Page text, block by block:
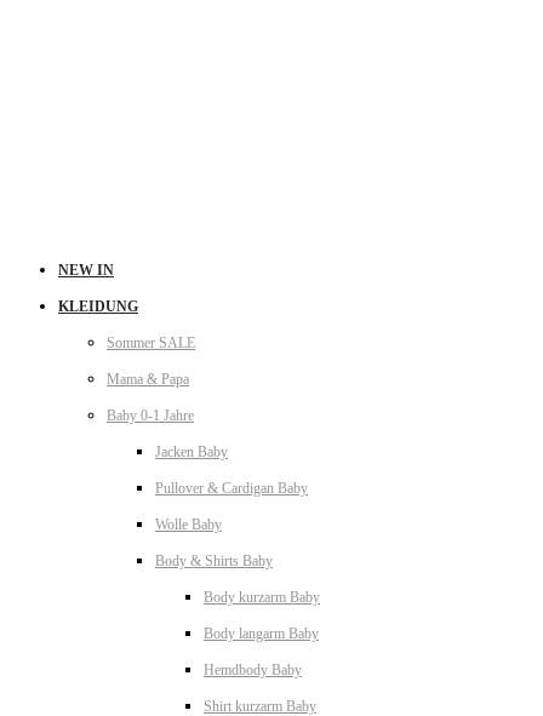
NEW IN
KLEIDUNG
Sommer SALE
Mama & Papa
Baby 0-1 Jahre
Jacken Baby
Pullover & Cardigan Baby
Wolle Baby
Body & Shirts Baby
Body kurzarm Baby
Body langarm Baby
Hemdbody Baby
Shirt kurzarm Baby